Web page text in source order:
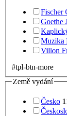
Fischer
Goethe
Muzika
Villon
#tpl-btn-more
Země vydání
Česko